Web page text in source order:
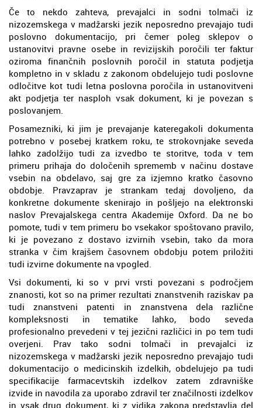
Če to nekdo zahteva, prevajalci in sodni tolmači iz
nizozemskega v madžarski jezik neposredno prevajajo tudi
poslovno dokumentacijo, pri čemer poleg sklepov o
ustanovitvi pravne osebe in revizijskih poročili ter faktur
oziroma finančnih poslovnih poročil in statuta podjetja
kompletno in v skladu z zakonom obdelujejo tudi poslovne
odločitve kot tudi letna poslovna poročila in ustanovitveni
akt podjetja ter nasploh vsak dokument, ki je povezan s
poslovanjem.
Posamezniki, ki jim je prevajanje kateregakoli dokumenta
potrebno v posebej kratkem roku, te strokovnjake seveda
lahko zadolžijo tudi za izvedbo te storitve, toda v tem
primeru prihaja do določenih sprememb v načinu dostave
vsebin na obdelavo, saj gre za izjemno kratko časovno
obdobje. Pravzaprav je strankam tedaj dovoljeno, da
konkretne dokumente skenirajo in pošljejo na elektronski
naslov Prevajalskega centra Akademije Oxford. Da ne bo
pomote, tudi v tem primeru bo vsekakor spoštovano pravilo,
ki je povezano z dostavo izvirnih vsebin, tako da mora
stranka v čim krajšem časovnem obdobju potem priložiti
tudi izvirne dokumente na vpogled.
Vsi dokumenti, ki so v prvi vrsti povezani s področjem
znanosti, kot so na primer rezultati znanstvenih raziskav pa
tudi znanstveni patenti in znanstvena dela različne
kompleksnosti in tematike lahko, bodo seveda
profesionalno prevedeni v tej jezični različici in po tem tudi
overjeni. Prav tako sodni tolmači in prevajalci iz
nizozemskega v madžarski jezik neposredno prevajajo tudi
dokumentacijo o medicinskih izdelkih, obdelujejo pa tudi
specifikacije farmacevtskih izdelkov zatem zdravniške
izvide in navodila za uporabo zdravil ter značilnosti izdelkov
in vsak drug dokument, ki z vidika zakona predstavlja del